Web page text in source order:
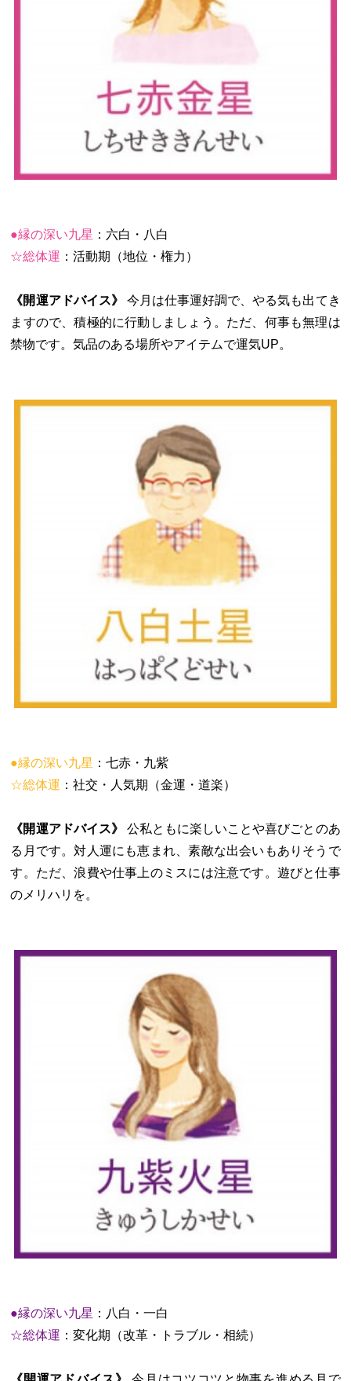
●縁の深い九星 ：六白・八白
☆総体運 ：活動期（地位・権力）
《開運アドバイス》
今月は仕事運好調で、やる気も出てき
ますので、積極的に行動しましょう。ただ、何事も無理は
禁物です。気品のある場所やアイテムで運気UP。
●縁の深い九星 ：七赤・九紫
☆総体運 ：社交・人気期（金運・道楽）
《開運アドバイス》
公私ともに楽しいことや喜びごとのあ
る月です。対人運にも恵まれ、素敵な出会いもありそうで
す。ただ、浪費や仕事上のミスには注意です。遊びと仕事
のメリハリを。
●縁の深い九星 ：八白・一白
☆総体運 ：変化期（改革・トラブル・相続）